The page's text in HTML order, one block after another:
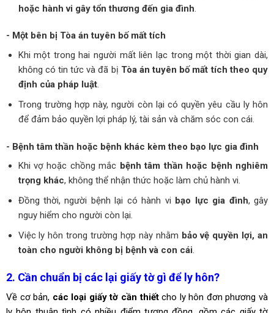
hoặc hành vi gây tổn thương đến gia đình
- Một bên bị Tòa án tuyên bố mất tích
Khi một trong hai người mất liên lạc trong một thời gian dài,
không có tin tức và đã bị Tòa án tuyên bố mất tích theo quy
định của pháp luật.
Trong trường hợp này, người còn lại có quyền yêu cầu ly hôn
để đảm bảo quyền lợi pháp lý, tài sản và chăm sóc con cái.
- Bệnh tâm thần hoặc bệnh khác kèm theo bạo lực gia đình
Khi vợ hoặc chồng mắc bệnh tâm thần hoặc bệnh nghiêm
trọng khác, không thể nhận thức hoặc làm chủ hành vi.
Đồng thời, người bệnh lại có hành vi bạo lực gia đình, gây
nguy hiểm cho người còn lại.
Việc ly hôn trong trường hợp này nhằm bảo vệ quyền lợi, an
toàn cho người không bị bệnh và con cái.
2. Cần chuẩn bị các lại giấy tờ gì để ly hôn?
Về cơ bản, các loại giấy tờ cần thiếtcho ly hôn đơn phương và